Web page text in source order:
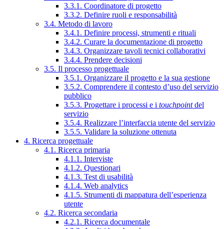
3.3.1. Coordinatore di progetto
3.3.2. Definire ruoli e responsabilità
3.4. Metodo di lavoro
3.4.1. Definire processi, strumenti e rituali
3.4.2. Curare la documentazione di progetto
3.4.3. Organizzare tavoli tecnici collaborativi
3.4.4. Prendere decisioni
3.5. Il processo progettuale
3.5.1. Organizzare il progetto e la sua gestione
3.5.2. Comprendere il contesto d’uso del servizio
pubblico
3.5.3. Progettare i processi e i touchpointdel
servizio
3.5.4. Realizzare l’interfaccia utente del servizio
3.5.5. Validare la soluzione ottenuta
4. Ricerca progettuale
4.1. Ricerca primaria
4.1.1. Interviste
4.1.2. Questionari
4.1.3. Test di usabilità
4.1.4. Web analytics
4.1.5. Strumenti di mappatura dell’esperienza
utente
4.2. Ricerca secondaria
4.2.1. Ricerca documentale